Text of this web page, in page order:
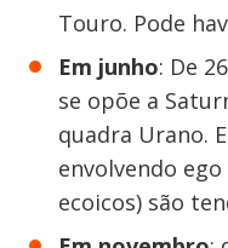
Touro. Pode
Em junho: De
se opõe a
quadra Urano.
envolvendo
ecoicos) são